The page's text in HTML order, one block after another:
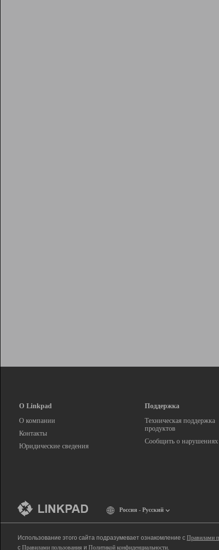
О Linkpad
О компании
Контакты
Юридические сведения
Поддержка
Техническая поддержка
продуктов
Сообщить о нарушениях
Россия - Русский
Использование этого сайта подразумевает ознакомление с Правилами
с Правилами пользования и Политикой конфиденциальности.